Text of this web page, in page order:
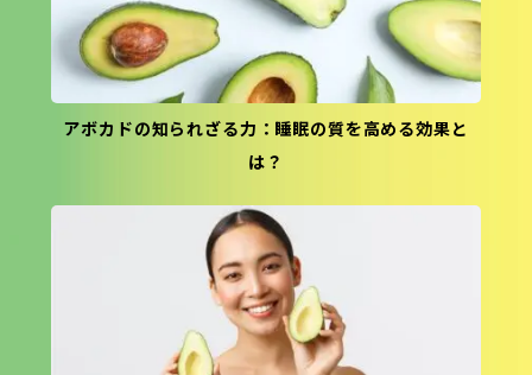
アボカドの知られざる力：睡眠の質を高める効果と
は？